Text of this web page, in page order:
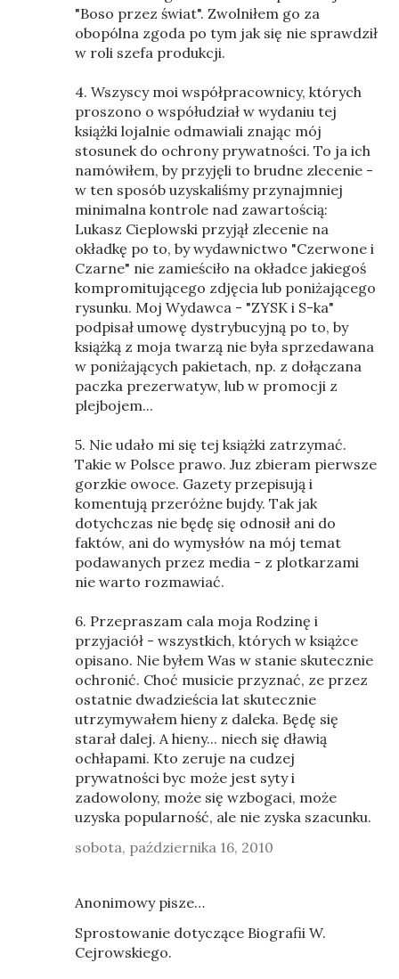
"Boso przez świat". Zwolniłem go za
obopólna zgoda po tym jak się nie sprawdził
w roli szefa produkcji.
4. Wszyscy moi współpracownicy, których
proszono o współudział w wydaniu tej
książki lojalnie odmawiali znając mój
stosunek do ochrony prywatności. To ja ich
namówiłem, by przyjęli to brudne zlecenie -
w ten sposób uzyskaliśmy przynajmniej
minimalna kontrole nad zawartością:
Lukasz Cieplowski przyjął zlecenie na
okładkę po to, by wydawnictwo "Czerwone i
Czarne" nie zamieściło na okładce jakiegoś
kompromitującego zdjęcia lub poniżającego
rysunku. Moj Wydawca - "ZYSK i S-ka"
podpisał umowę dystrybucyjną po to, by
książką z moja twarzą nie była sprzedawana
w poniżających pakietach, np. z dołączana
paczka prezerwatyw, lub w promocji z
plejbojem...
5. Nie udało mi się tej książki zatrzymać.
Takie w Polsce prawo. Juz zbieram pierwsze
gorzkie owoce. Gazety przepisują i
komentują przeróżne bujdy. Tak jak
dotychczas nie będę się odnosił ani do
faktów, ani do wymysłów na mój temat
podawanych przez media - z plotkarzami
nie warto rozmawiać.
6. Przepraszam cala moja Rodzinę i
przyjaciół - wszystkich, których w książce
opisano. Nie byłem Was w stanie skutecznie
ochronić. Choć musicie przyznać, ze przez
ostatnie dwadzieścia lat skutecznie
utrzymywałem hieny z daleka. Będę się
starał dalej. A hieny... niech się dławią
ochłapami. Kto zeruje na cudzej
prywatności byc może jest syty i
zadowolony, może się wzbogaci, może
uzyska popularność, ale nie zyska szacunku.
sobota, października 16, 2010
Anonimowy pisze…
Sprostowanie dotyczące Biografii W.
Cejrowskiego.